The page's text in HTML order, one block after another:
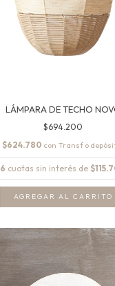
LÁMPARA DE TECHO
$694.200
$624.780 con
6 cuotas sin interés de